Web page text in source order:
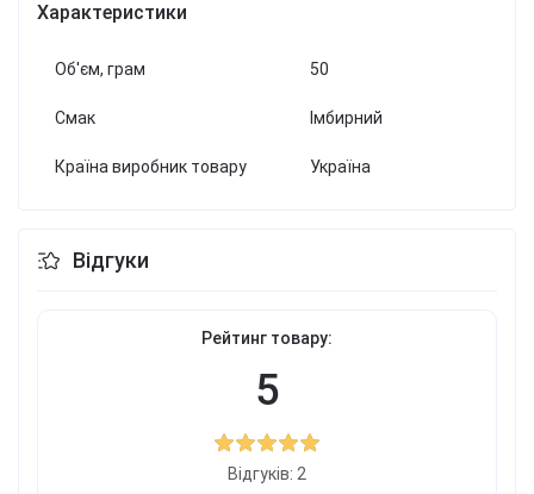
Характеристики
Об'єм, грам 50
Смак Імбирний
Країна виробник товару Україна
Відгуки
Рейтинг товару:
5
Відгуків: 2